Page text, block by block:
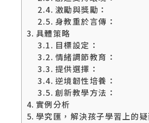
激勵與獎勵：
身教重於言傳：
具體策略
目標設定：
情緒調節教育：
提供選擇：
逆境韌性培養：
創新教學方法：
實例分析
學究匯，解決孩子學習上的